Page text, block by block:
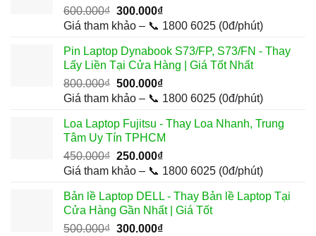
600.000₫ Giá
gốc
600.000₫.
300.000₫Giá
hiện
là:
300.000₫.
Giá tham khảo – 📞 1800 6025 (0đ/phút)
Pin Laptop Dynabook S73/FP, S73/FN - Thay
Lấy Liền Tại Cửa Hàng | Giá Tốt Nhất
800.000₫ Giá
gốc
800.000₫.
500.000₫Giá
hiện
là:
500.000₫.
Giá tham khảo – 📞 1800 6025 (0đ/phút)
Loa Laptop Fujitsu - Thay Loa Nhanh, Trung
Tâm Uy Tín TPHCM
450.000₫ Giá
gốc
450.000₫.
250.000₫Giá
hiện
là:
250.000₫.
Giá tham khảo – 📞 1800 6025 (0đ/phút)
Bản lề Laptop DELL - Thay Bản lề Laptop Tại
Cửa Hàng Gần Nhất | Giá Tốt
500.000₫ Giá
300.000₫Giá